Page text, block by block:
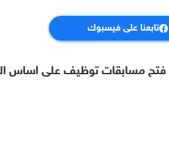
تابعنا على فيسبوك
فتح مسابقات توظيف على اساس